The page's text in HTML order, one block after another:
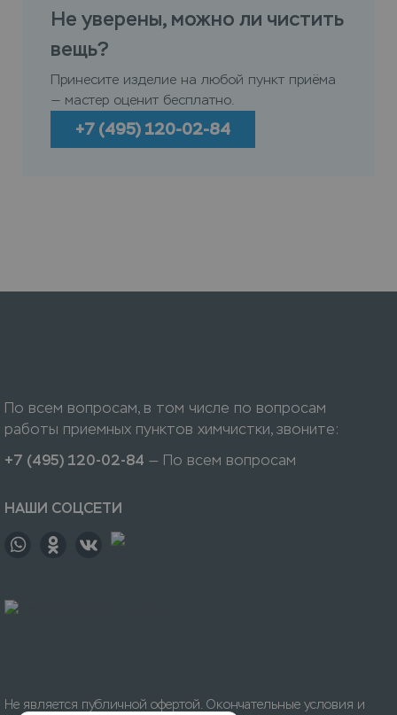
Не уверены, можно ли чистить
вещь?
Принесите изделие на любой пункт приёма
— мастер оценит бесплатно.
+7 (495) 120-02-84
По всем вопросам, в том числе по вопросам
работы приемных пунктов химчистки, звоните:
+7 (495) 120-02-84 — По всем вопросам
НАШИ СОЦСЕТИ
Не является публичной офертой. Окончательные условия и